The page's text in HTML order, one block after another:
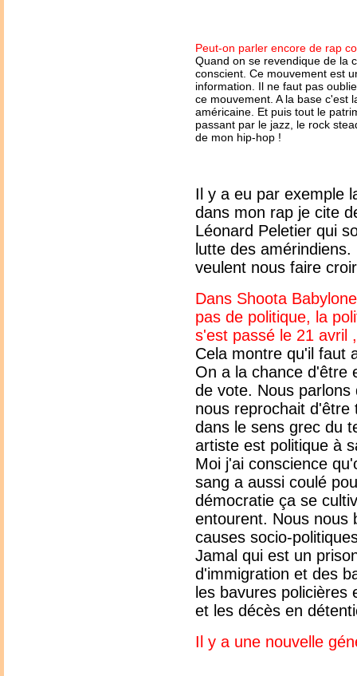
Peut-on parler encore de rap
Quand on se revendique de la
conscient. Ce mouvement est
information. Il ne faut pas
ce mouvement. A la base c'est
américaine. Et puis tout le
passant par le jazz, le rock
de mon hip-hop !
Il y a eu par exemple
dans mon rap je cite
Léonard Peletier qui
lutte des
veulent nous faire
Dans Shoota
pas de politique, la
s'est passé le 21 avril
Cela montre qu'il faut
On a la chance d'être
de vote. Nous
nous reprochait d'être
dans le sens grec du
artiste est politique à
Moi j'ai conscience
sang a aussi coulé
démocratie ça se
entourent. Nous nous
causes socio-
Jamal qui est un
d'immigration et des
les bavures
et les décès en
Il y a une nouvelle